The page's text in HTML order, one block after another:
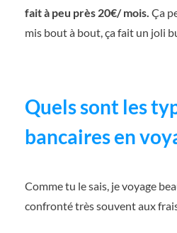
fait à peu près 20€/ mois. Ça
mis bout à bout, ça fait un joli
Quels sont les
bancaires en
Comme tu le sais, je voyage
confronté très souvent aux